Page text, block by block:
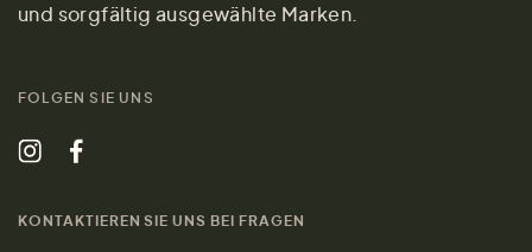
und sorgfältig ausgewählte Marken.
FOLGEN SIE UNS
KONTAKTIEREN SIE UNS BEI FRAGEN